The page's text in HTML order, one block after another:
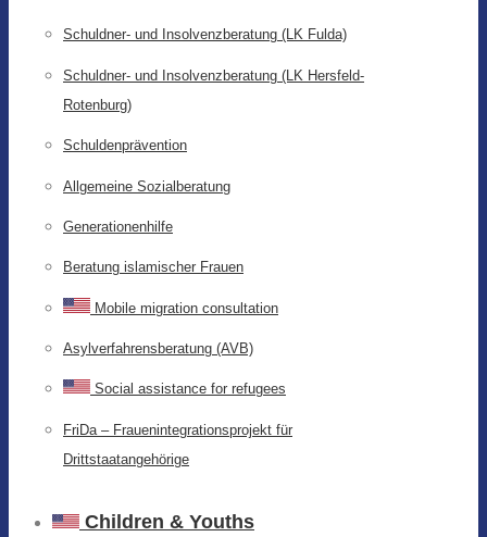
Schuldner- und Insolvenzberatung (LK Fulda)
Schuldner- und Insolvenzberatung (LK Hersfeld-
Rotenburg)
Schuldenprävention
Allgemeine Sozialberatung
Generationenhilfe
Beratung islamischer Frauen
Mobile migration consultation
Asylverfahrensberatung (AVB)
Social assistance for refugees
FriDa – Frauenintegrationsprojekt für
Drittstaatangehörige
Children & Youths